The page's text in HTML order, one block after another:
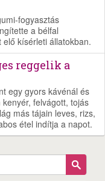
fogyasztás
a bélfal
kísérleti állatokban.
reggelik a
egy gyors kávénál és
felvágott, tojás
más tájain leves, rizs,
étel indítja a napot.